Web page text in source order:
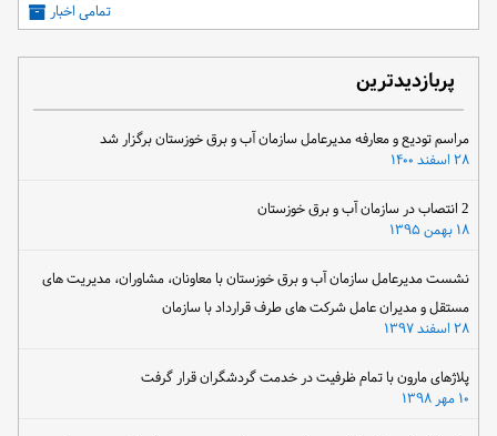
تمامی اخبار
پربازدیدترین
مراسم تودیع و معارفه مدیرعامل سازمان آب و برق خوزستان برگزار شد
۲۸ اسفند ۱۴۰۰
۱۸ بهمن ۱۳۹۵
نشست مدیرعامل سازمان آب و برق خوزستان با معاونان، مشاوران، مدیریت های
مستقل و مدیران عامل شرکت های طرف قرارداد با سازمان
۲۸ اسفند ۱۳۹۷
پلاژهای مارون با تمام ظرفیت در خدمت گردشگران قرار گرفت